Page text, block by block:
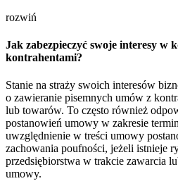
rozwiń
Jak zabezpieczyć swoje interesy w
kontrahentami?
Stanie na straży swoich interesów
o zawieranie pisemnych umów z
lub towarów. To często również
postanowień umowy w zakresie
uwzględnienie w treści umowy
zachowania poufności, jeżeli istnieje
przedsiębiorstwa w trakcie zawarcia
umowy.